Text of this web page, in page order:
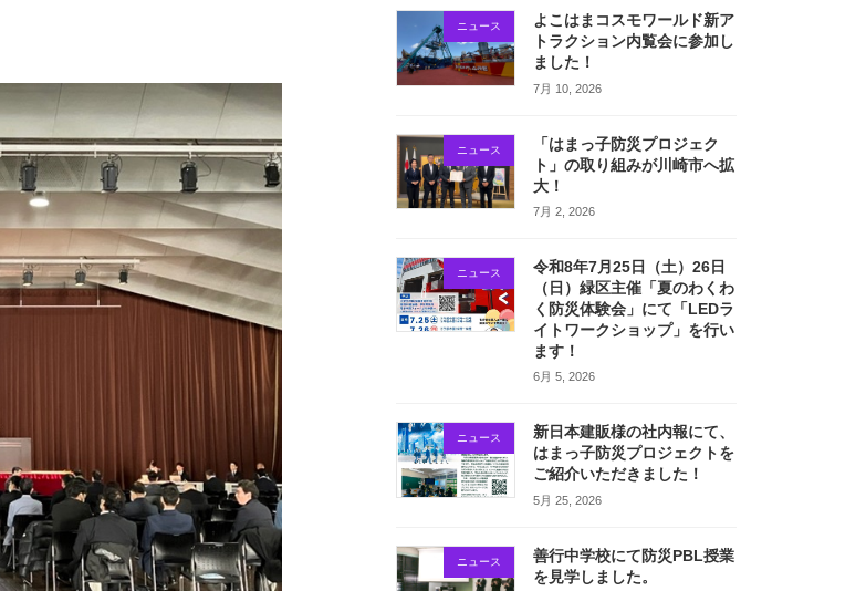
ニュース
よこはまコスモワールド新ア
トラクション内覧会に参加し
ました！
7月 10, 2026
ニュース
「はまっ子防災プロジェク
ト」の取り組みが川崎市へ拡
大！
7月 2, 2026
ニュース
令和8年7月25日（土）26日
（日）緑区主催「夏のわくわ
く防災体験会」にて「LEDラ
イトワークショップ」を行い
ます！
6月 5, 2026
ニュース
新日本建販様の社内報にて、
はまっ子防災プロジェクトを
ご紹介いただきました！
5月 25, 2026
ニュース
善行中学校にて防災PBL授業
を見学しました。